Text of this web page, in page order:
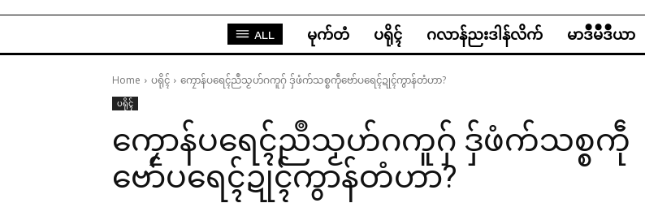
ALL မုက်တံ ပရိုၚ် ဂလာန်ညးဒါန်လိက် မာဒဳမဳဒဳယာ
Home ပရိုၚ် ကၠောန်ပရေၚ်ညဳသၟဟ်ဂကူဂှ် ဒှ်ဖံက်သစ္စကဵုဗော်ပရေၚ်ဍုၚ်ကွာန်တံဟာ?
ပရိုၚ်
ကၠောန်ပရေၚ်ညဳသၟဟ်ဂကူဂှ် ဒှ်ဖံက်သစ္စကဵု
ဗော်ပရေၚ်ဍုၚ်ကွာန်တံဟာ?